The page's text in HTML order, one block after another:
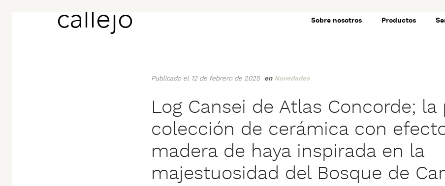
Sobre nosotros Productos
Publicado el 12 de febrero de 2025 en Novedades
Log Cansei de Atlas Concorde;
colección de cerámica con
madera de haya inspirada en la
majestuosidad del Bosque de